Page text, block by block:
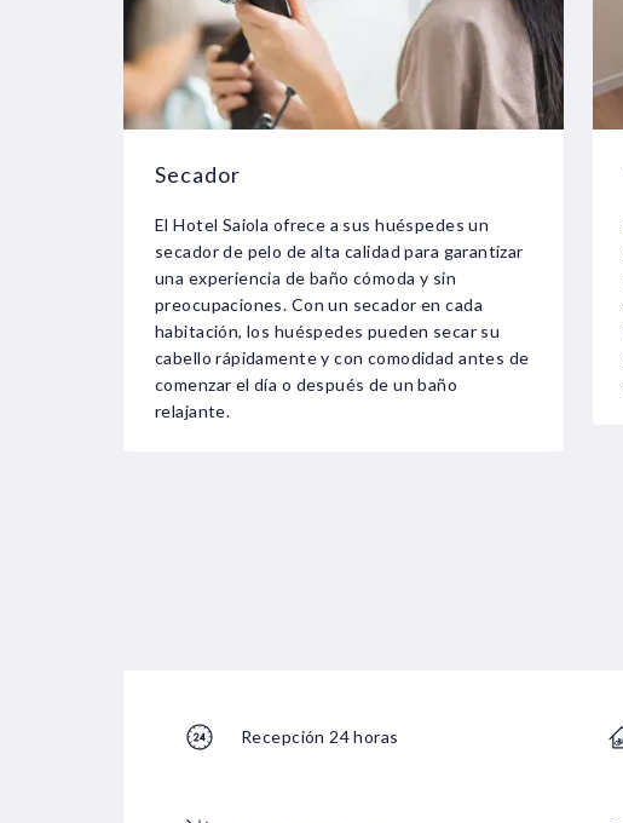
Secador
El Hotel Saiola ofrece a sus huéspedes un
secador de pelo de alta calidad para garantizar
una experiencia de baño cómoda y sin
preocupaciones. Con un secador en cada
habitación, los huéspedes pueden secar su
cabello rápidamente y con comodidad antes de
comenzar el día o después de un baño
relajante.
Recepción 24 horas